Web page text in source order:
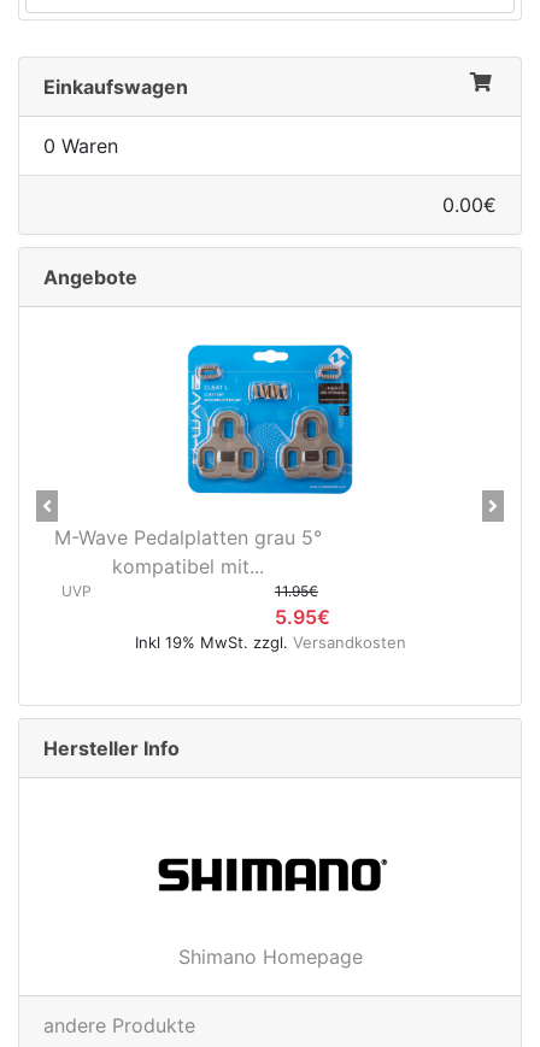
Einkaufswagen
0 Waren
0.00€
Angebote
Novatec X-Light Disc
Hinterradnabe Boost CL
(12x148...
Previous Next
Hersteller Info
Shimano Homepage
andere Produkte